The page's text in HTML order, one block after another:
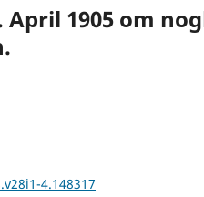
April 1905 om
4.148317